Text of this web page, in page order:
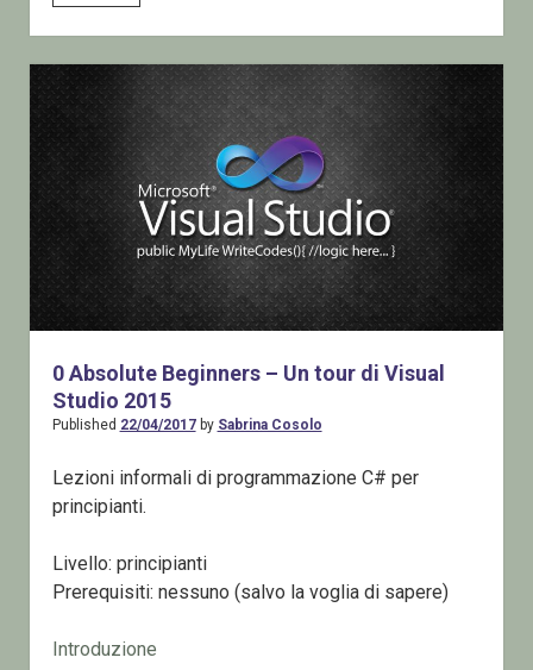
e
la
serializzazione
delle
Enumerazioni
0 Absolute Beginners – Un tour di Visual
Studio 2015
Published 22/04/2017by Sabrina Cosolo
Lezioni informali di programmazione C# per
principianti.
Livello: principianti
Prerequisiti: nessuno (salvo la voglia di sapere)
Introduzione